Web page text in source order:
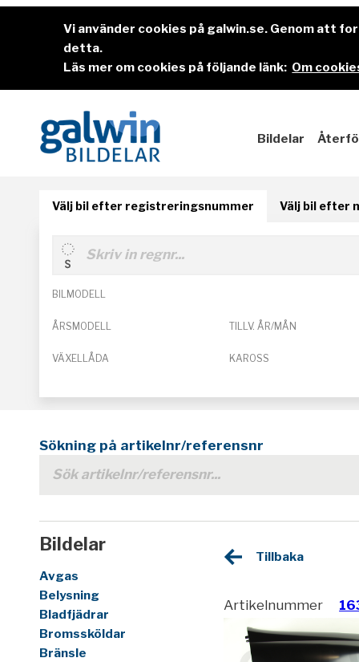
Vi använder cookies på galwin.se. Genom att
detta.
Läs mer om cookies på följande länk: Om
Bildelar
Välj bil efter registreringsnummer Välj bil efter
BILMODELL
ÅRSMODELL TILLV. ÅR/MÅN
VÄXELLÅDA KAROSS
Sökning på artikelnr/referensnr
Bildelar
Avgas
Belysning
Bladfjädrar
Bromssköldar
Bränsle
Tillbaka
Artikelnummer